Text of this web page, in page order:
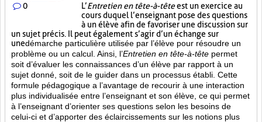
0 L’Entretien en tête-à-têteest un exercice au
cours duquel l’enseignant pose des questions
à un élève afin de favoriser une discussion sur
un sujet précis. Il peut également s’agir d’un échange sur
unedémarche particulière utilisée par l’élève pour résoudre un
problème ou un calcul. Ainsi, l’Entretien en tête-à-tête permet
soit d’évaluer les connaissances d’un élève par rapport à un
sujet donné, soit de le guider dans un processus établi. Cette
formule pédagogique a l’avantage de recourir à une interaction
plus individualisée entre l’enseignant et son élève, ce qui permet
à l’enseignant d’orienter ses questions selon les besoins de
celui-ci et d’apporter des éclaircissements sur les notions plus